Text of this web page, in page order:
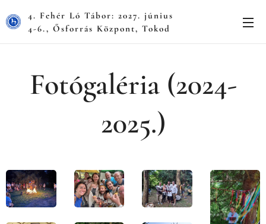
4. Fehér Ló Tábor: 2027. június
4-6., Ősforrás Központ, Tokod
Fotógaléria (2024-
2025.)